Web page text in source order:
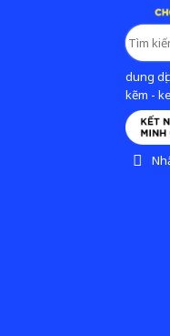
dung
kẽm -